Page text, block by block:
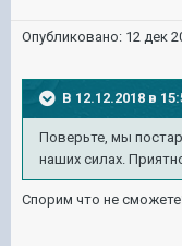
Опубликовано: 12 дек
В 12.12.2018 в
Поверьте, мы
наших силах.
Спорим что не